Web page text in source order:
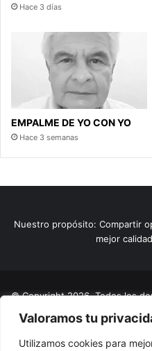
Valoramos tu
Utilizamos cookies para
Hace 3 días
EMPALME DE YO CON YO
Hace 3 semanas
Nuestro propósito: Compartir
mejor
© Copyright 2026, Todos los
SAS BIC
Home
Actualidad